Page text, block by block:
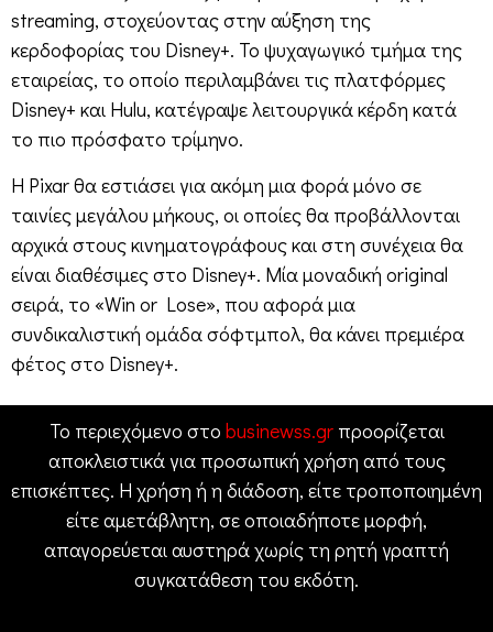
streaming, στοχεύοντας στην αύξηση της
κερδοφορίας του Disney+. Το ψυχαγωγικό τμήμα της
εταιρείας, το οποίο περιλαμβάνει τις πλατφόρμες
Disney+ και Hulu, κατέγραψε λειτουργικά κέρδη κατά
το πιο πρόσφατο τρίμηνο.
Η Pixar θα εστιάσει για ακόμη μια φορά μόνο σε
ταινίες μεγάλου μήκους, οι οποίες θα προβάλλονται
αρχικά στους κινηματογράφους και στη συνέχεια θα
είναι διαθέσιμες στο Disney+. Μία μοναδική original
σειρά, το «Win or Lose», που αφορά μια
συνδικαλιστική ομάδα σόφτμπολ, θα κάνει πρεμιέρα
φέτος στο Disney+.
Το περιεχόμενο στο businewss.grπροορίζεται
αποκλειστικά για προσωπική χρήση από τους
επισκέπτες. Η χρήση ή η διάδοση, είτε τροποποιημένη
είτε αμετάβλητη, σε οποιαδήποτε μορφή,
απαγορεύεται αυστηρά χωρίς τη ρητή γραπτή
συγκατάθεση του εκδότη.